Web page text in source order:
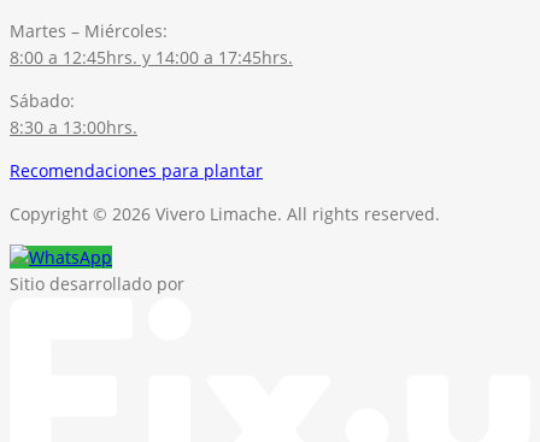
Martes – Miércoles:
8:00 a 12:45hrs. y 14:00 a 17:45hrs.
Sábado:
8:30 a 13:00hrs.
Recomendaciones para plantar
Copyright © 2026 Vivero Limache. All rights reserved.
Sitio desarrollado por